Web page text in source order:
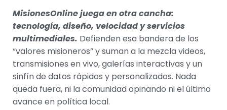
MisionesOnline juega en otra cancha:
tecnología, diseño, velocidad y servicios
multimediales. Defienden esa bandera de los
“valores misioneros” y suman a la mezcla videos,
transmisiones en vivo, galerías interactivas y un
sinfín de datos rápidos y personalizados. Nada
queda fuera, ni la comunidad opinando ni el último
avance en política local.